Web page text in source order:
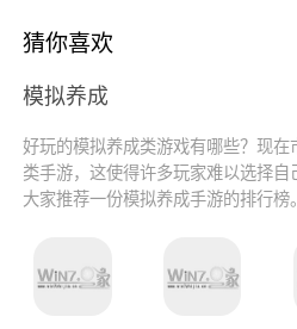
猜你喜欢
模拟养成
好玩的模拟养成类游戏有哪些？现
类手游，这使得许多玩家难以选择
大家推荐一份模拟养成手游的排行榜
你会找到你钟爱的手游哦!